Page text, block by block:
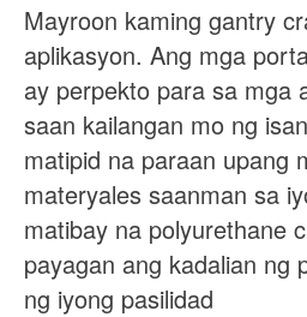
Mayroon kaming gantry
aplikasyon. Ang mga
ay perpekto para sa mga
saan kailangan mo ng
matipid na paraan upang
materyales saanman sa
matibay na polyurethane
payagan ang kadalian ng
ng iyong pasilidad